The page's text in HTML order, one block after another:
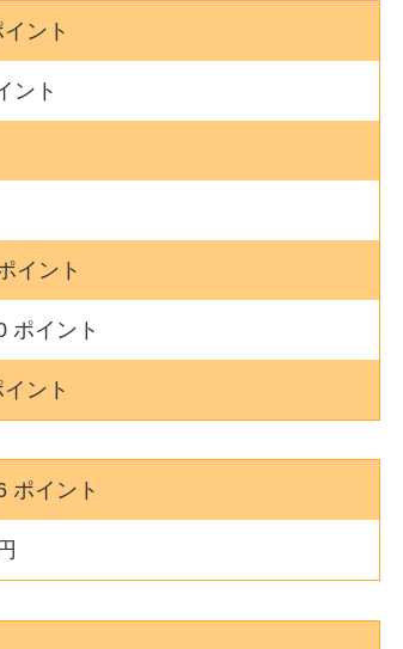
ント
ント
イント
ポイント
ント
ポイント